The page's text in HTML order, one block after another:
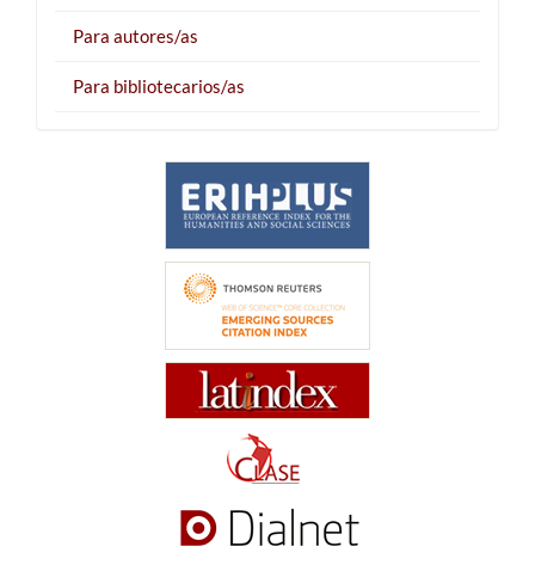
Para autores/as
Para bibliotecarios/as